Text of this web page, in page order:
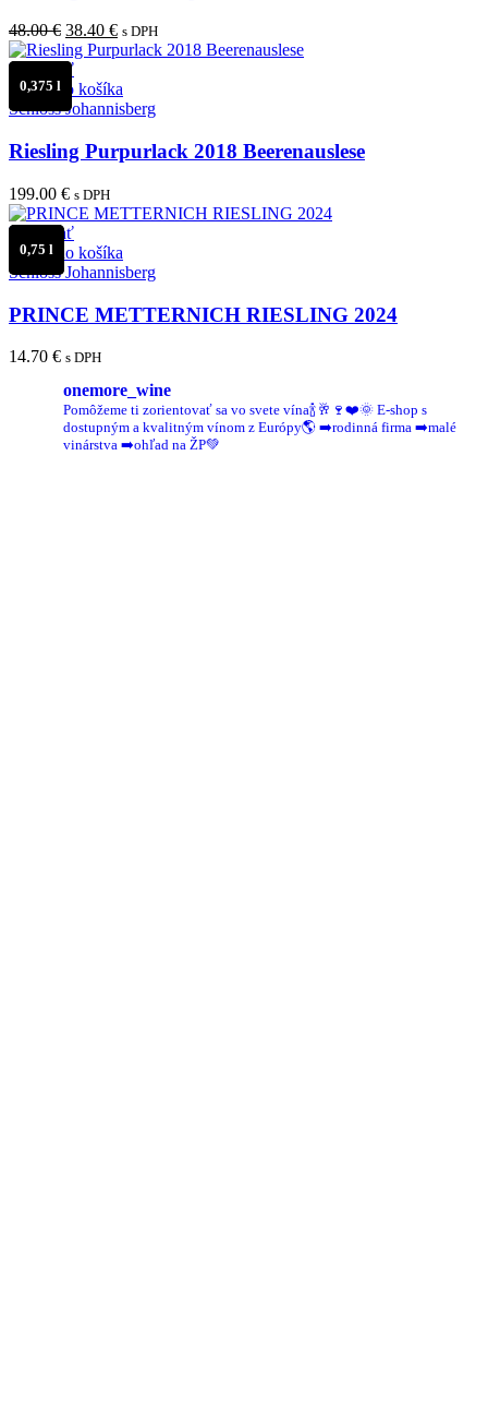
48.00€ Pôvodná
cena
bola:
48.00 €.
38.40 €Aktuálna
cena
38.40 €.
s DPH
Porovnať
Pridať do košíka
Schloss Johannisberg
Riesling Purpurlack 2018 Beerenauslese
199.00 € s DPH
0,375 l
Porovnať
Pridať do košíka
Schloss Johannisberg
PRINCE METTERNICH RIESLING 2024
14.70 € s DPH
0,75 l
onemore_wine
Pomôžeme ti zorientovať sa vo svete vína🍾🥂🍷❤️🌞 E-shop s
dostupným a kvalitným vínom z Európy🌎 ➡️rodinná firma ➡️malé
vinárstva ➡️ohľad na ŽP💚